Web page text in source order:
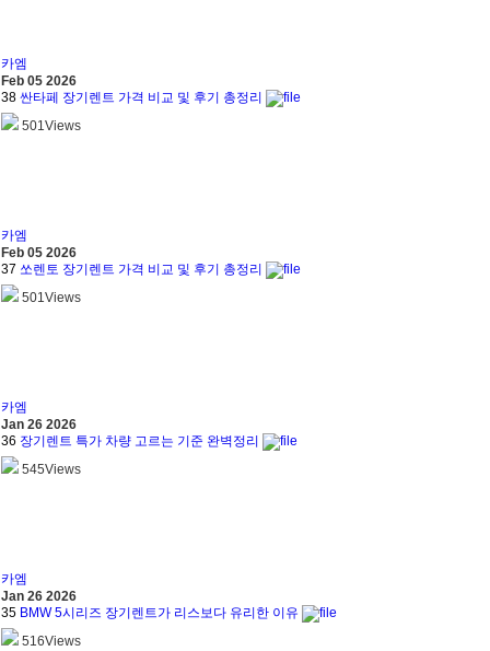
카엠
Feb 05 2026
38 싼타페 장기렌트 가격 비교 및 후기 총정리
501Views
카엠
Feb 05 2026
37 쏘렌토 장기렌트 가격 비교 및 후기 총정리
501Views
카엠
Jan 26 2026
36 장기렌트 특가 차량 고르는 기준 완벽정리
545Views
카엠
Jan 26 2026
35 BMW 5시리즈 장기렌트가 리스보다 유리한 이유
516Views